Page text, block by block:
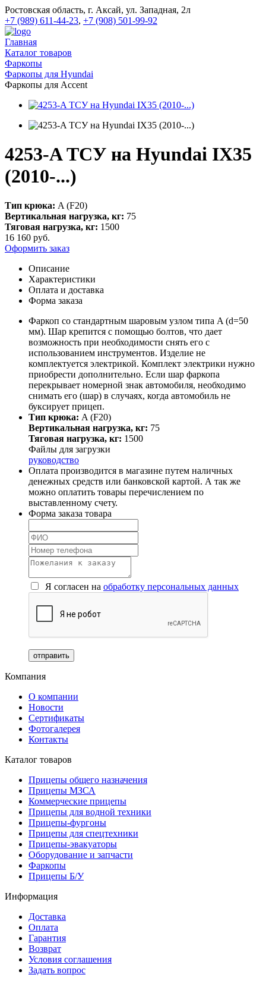
Ростовская область, г. Аксай, ул. Западная, 2л
+7 (989) 611-44-23, +7 (908) 501-99-92
Главная
Каталог товаров
Фаркопы
Фаркопы для Hyundai
Фаркопы для Accent
4253-A ТСУ на Hyundai IX35
(2010-...)
Тип крюка: A (F20)
Вертикальная нагрузка, кг: 75
Тяговая нагрузка, кг: 1500
16 160 руб.
Оформить заказ
Описание
Характеристики
Оплата и доставка
Форма заказа
Фаркоп со стандартным шаровым узлом типа A (d=50
мм). Шар крепится с помощью болтов, что дает
возможность при необходимости снять его с
использованием инструментов. Изделие не
комплектуется электрикой. Комплект электрики нужно
приобрести дополнительно. Если шар фаркопа
перекрывает номерной знак автомобиля, необходимо
снимать его (шар) в случаях, когда автомобиль не
буксирует прицеп.
Тип крюка: A (F20)
Вертикальная нагрузка, кг: 75
Тяговая нагрузка, кг: 1500
Файлы для загрузки
руководство
Оплата производится в магазине путем наличных
денежных средств или банковской картой. А так же
можно оплатить товары перечислением по
выставленному счету.
Форма заказа товара
Я согласен на обработку персональных данных
Компания
О компании
Новости
Сертификаты
Фотогалерея
Контакты
Каталог товаров
Прицепы общего назначения
Прицепы МЗСА
Коммерческие прицепы
Прицепы для водной техники
Прицепы-фургоны
Прицепы для спецтехники
Прицепы-эвакуаторы
Оборудование и запчасти
Фаркопы
Прицепы Б/У
Информация
Доставка
Оплата
Гарантия
Возврат
Условия соглашения
Задать вопрос